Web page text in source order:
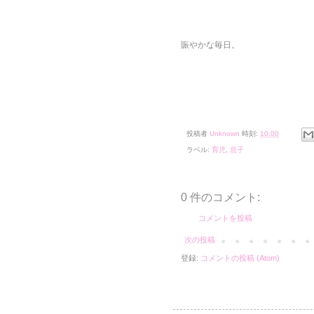
賑やかな毎日。
投稿者 Unknown 時刻: 10:00
ラベル: 育児 息子
0 件のコメント:
コメントを投稿
次の投稿
登録: コメントの投稿 (Atom)